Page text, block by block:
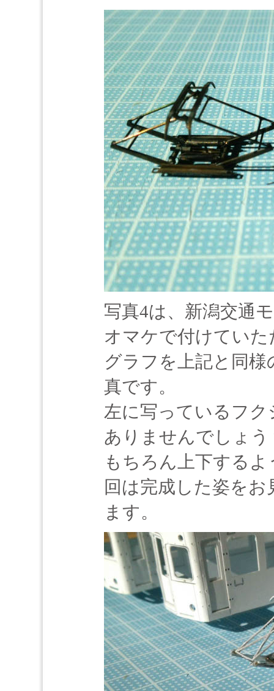
写真4は、新潟交通
オマケで付けてい
グラフを上記と同
真です。
左に写っているフク
ありませんでしょう
もちろん上下する
回は完成した姿を
ます。